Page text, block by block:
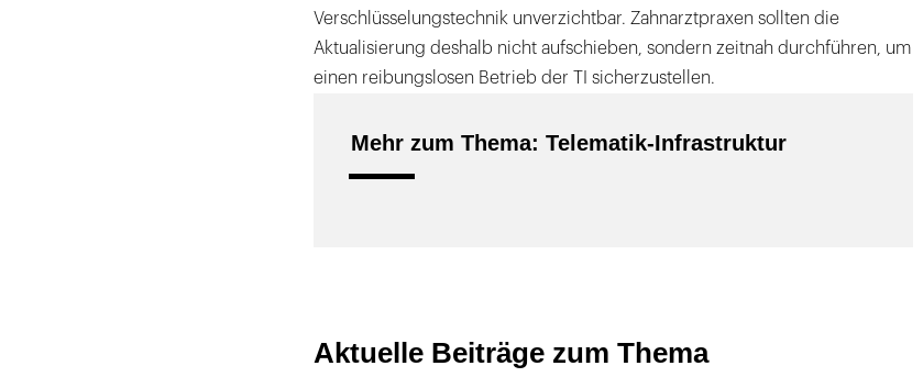
Verschlüsselungstechnik unverzichtbar. Zahnarztpraxen sollten die
Aktualisierung deshalb nicht aufschieben, sondern zeitnah durchführen, um
einen reibungslosen Betrieb der TI sicherzustellen.
Mehr zum Thema: Telematik-Infrastruktur
Aktuelle Beiträge zum Thema